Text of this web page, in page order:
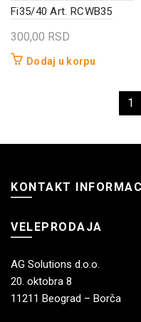
Fi35/40 Art. RCWB35
300,00 RSD
Dodaj u korpu
1
KONTAKT
VELEPRODAJA
AG Solutions d.o.o.
20. oktobra 8
11211 Beograd – Borča